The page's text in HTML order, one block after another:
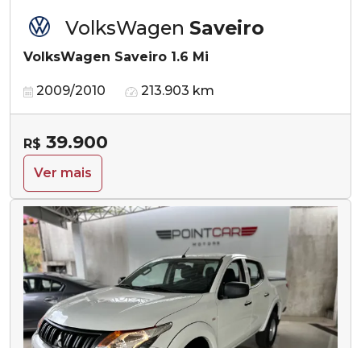
VolksWagen Saveiro
VolksWagen Saveiro 1.6 Mi
2009/2010 213.903 km
R$ 39.900
Ver mais